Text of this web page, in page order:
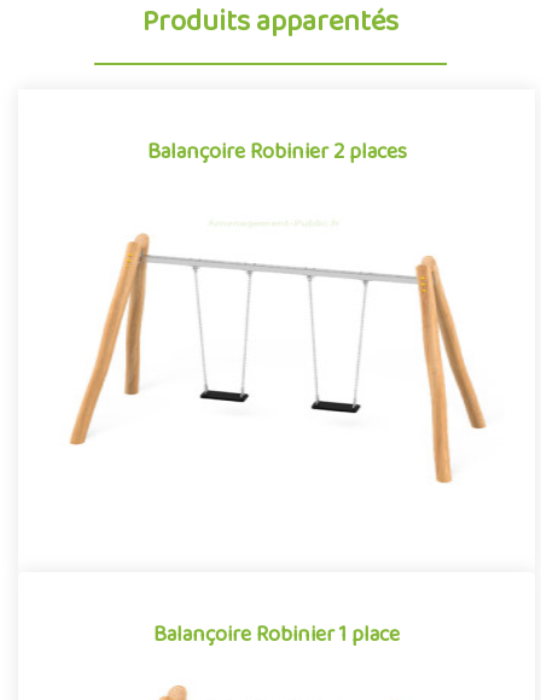
Produits apparentés
Balançoire Robinier 2 places
Balançoire Robinier 2 places
Équipement traditionnel des aménagements ludiques
extérieurs, la balançoire traverse les époques et les modes pour
s'imposer ..
Offre partenaire
Balançoire Robinier 1 place